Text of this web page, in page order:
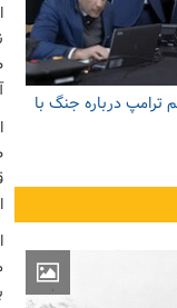
ترامپ درباره جنگ با